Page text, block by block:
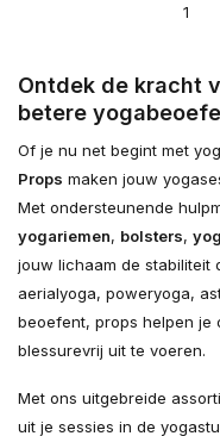
1
Ontdek de kracht
betere
Of je nu net begint met
Props maken jouw
Met ondersteunende
yogariemen, bolsters,
jouw lichaam de stabiliteit
aerialyoga, poweryoga,
beoefent, props helpen je
blessurevrij uit te voeren.
Met ons uitgebreide
uit je sessies in de